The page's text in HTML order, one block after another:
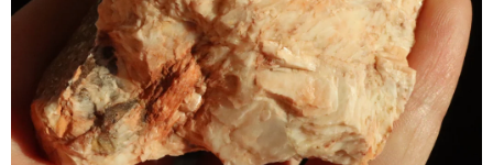
Obchodní podmínky
Podmínky ochrany osobních údajů
Poučení o právu na odstoupení od smlouvy
Puncovní značky
Výkup minerálů a drahých kamenů
Kontakt